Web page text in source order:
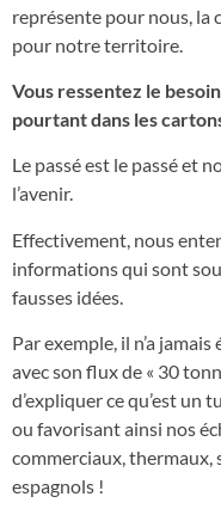
représente pour nous, la
pour notre territoire.
Vous ressentez le
pourtant dans les
Le passé est le passé et
l’avenir.
Effectivement, nous
informations qui sont
fausses idées.
Par exemple, il n’a
avec son flux de « 30
d’expliquer ce qu’est
ou favorisant ainsi nos
commerciaux, thermaux,
espagnols !